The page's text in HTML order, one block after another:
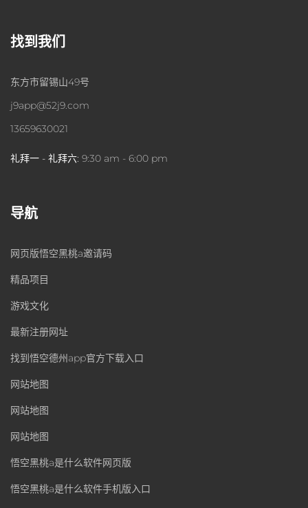
找到我们
东方市留锡山49号
j9app@52j9.com
13659630021
礼拜一 - 礼拜六: 9:30 am - 6:00 pm
导航
网页版悟空黑桃a邀请码
精品项目
游戏文化
最新注册网址
找到悟空德州app官方下载入口
网站地图
网站地图
网站地图
悟空黑桃a是什么软件网页版
悟空黑桃a是什么软件手机版入口